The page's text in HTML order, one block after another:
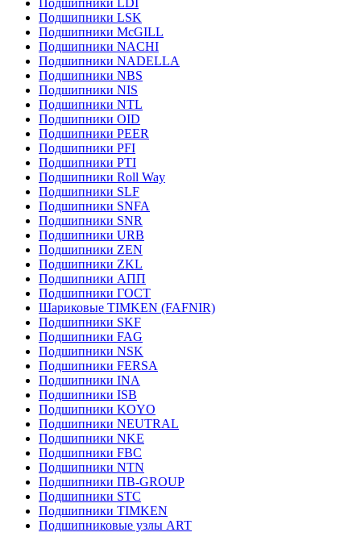
Подшипники LDI
Подшипники LSK
Подшипники McGILL
Подшипники NACHI
Подшипники NADELLA
Подшипники NBS
Подшипники NIS
Подшипники NTL
Подшипники OID
Подшипники PEER
Подшипники PFI
Подшипники PTI
Подшипники Roll Way
Подшипники SLF
Подшипники SNFA
Подшипники SNR
Подшипники URB
Подшипники ZEN
Подшипники ZKL
Подшипники АПП
Подшипники ГОСТ
Шариковые ТІMKEN (FAFNIR)
Подшипники SKF
Подшипники FAG
Подшипники NSK
Подшипники FERSA
Подшипники INA
Подшипники ISB
Подшипники KOYO
Подшипники NEUTRAL
Подшипники NKE
Подшипники FBC
Подшипники NTN
Подшипники ПВ-GROUP
Подшипники STC
Подшипники TIMKEN
Подшипниковые узлы ART